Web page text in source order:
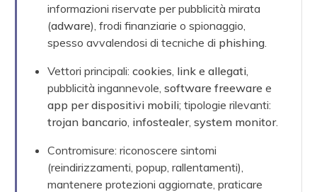
informazioni riservate per pubblicità mirata
(adware), frodi finanziarie o spionaggio,
spesso avvalendosi di tecniche di phishing
Vettori principali:cookies link e allegati
pubblicità ingannevole,software freeware e
app per dispositivi mobili; tipologie rilevanti:
trojan bancario infostealer,system monitor.
Contromisure: riconoscere sintomi
(reindirizzamenti, popup, rallentamenti),
mantenere protezioni aggiornate, praticare